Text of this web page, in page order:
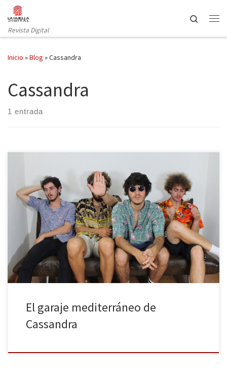
Saltar al contenido
Revista Digital
Search
Inicio »Blog »Cassandra
Cassandra
1 entrada
La cita es en un barrio de Madrid. Jorge y Carlos esperan a la salida
del metro, puntuales como un reloj suizo de los de antes, que
ahora todo está hecho en China. Medio Cassandra (la voz y la
guitarra rítmica de Jorge Pérez, el bajo y los coros de […]
El garaje mediterráneo de
Cassandra